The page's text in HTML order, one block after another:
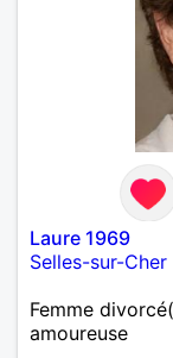
Laure 1969
Selles-sur-Cher
Femme
amoureuse